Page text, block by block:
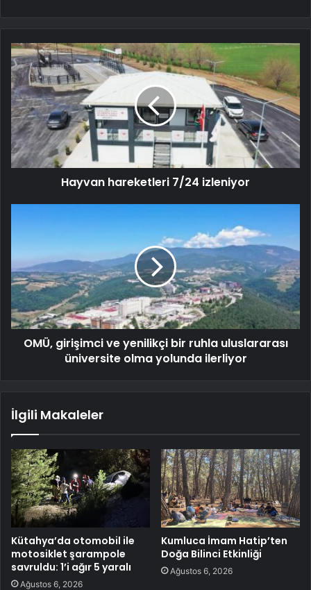
Hayvan hareketleri 7/24 izleniyor
OMÜ, girişimci ve yenilikçi bir ruhla uluslararası
üniversite olma yolunda ilerliyor
İlgili Makaleler
Kütahya’da otomobil ile
motosiklet şarampole
savruldu: 1’i ağır 5 yaralı
Ağustos 6, 2026
Kumluca İmam Hatip’ten
Doğa Bilinci Etkinliği
Ağustos 6, 2026